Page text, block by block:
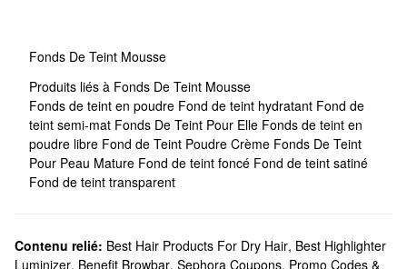
Fonds De Teint Mousse
Produits liés à Fonds De Teint Mousse
Fonds de teint en poudre Fond de teint hydratant Fond de
teint semi-mat Fonds De Teint Pour Elle Fonds de teint en
poudre libre Fond de Teint Poudre Crème Fonds De Teint
Pour Peau Mature Fond de teint foncé Fond de teint satiné
Fond de teint transparent
Contenu relié: Best Hair Products For Dry Hair, Best Highlighter
Luminizer, Benefit Browbar, Sephora Coupons, Promo Codes &